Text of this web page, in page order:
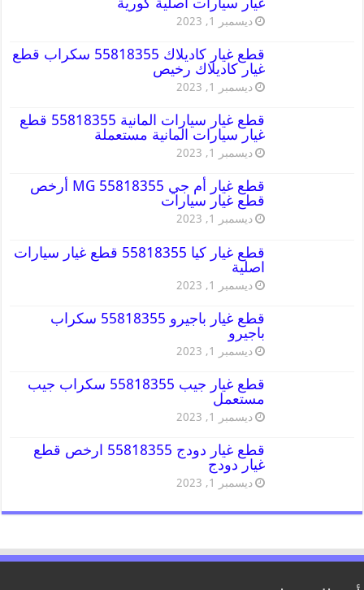
ديسمبر 1, 2023
قطع غيار كاديلاك 55818355 سكراب قطع
غيار كاديلاك رخيص
ديسمبر 1, 2023
قطع غيار سيارات المانية 55818355 قطع
غيار سيارات المانية مستعملة
ديسمبر 1, 2023
قطع غيار أم جي MG 55818355 أرخص
قطع غيار سيارات
ديسمبر 1, 2023
قطع غيار كيا 55818355 قطع غيار سيارات
اصلية
ديسمبر 1, 2023
قطع غيار باجيرو 55818355 سكراب
باجيرو
ديسمبر 1, 2023
قطع غيار جيب 55818355 سكراب جيب
مستعمل
ديسمبر 1, 2023
قطع غيار دودج 55818355 ارخص قطع
غيار دودج
ديسمبر 1, 2023